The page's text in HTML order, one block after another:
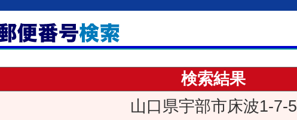
検索結果
山口県宇部市床波1-7-5